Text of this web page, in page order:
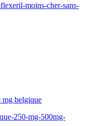
moins-cher-sans-
mg belgique
250-mg-500mg-